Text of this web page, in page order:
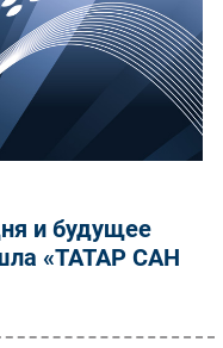
и будущее
«ТАТАР САН